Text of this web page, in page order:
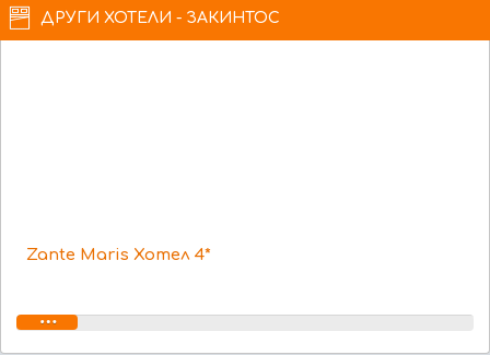
ДРУГИ ХОТЕЛИ - ЗАКИНТОС
Zante Maris Хотел 4*